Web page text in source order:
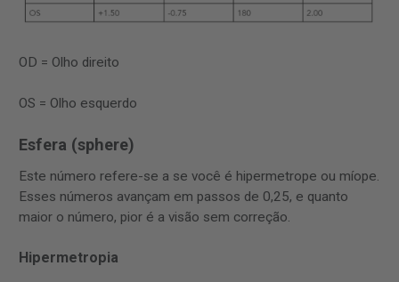
OD = Olho direito
OS = Olho esquerdo
Esfera (sphere)
Este número refere-se a se você é hipermetrope ou míope.
Esses números avançam em passos de 0,25, e quanto
maior o número, pior é a visão sem correção.
Hipermetropia